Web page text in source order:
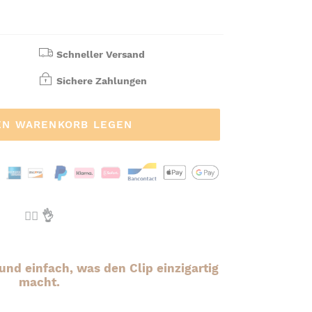
Schneller Versand
Sichere Zahlungen
WARENKORB LEGEN
🙆‍♂️ 👌
einfach, was den Clip einzigartig
macht.